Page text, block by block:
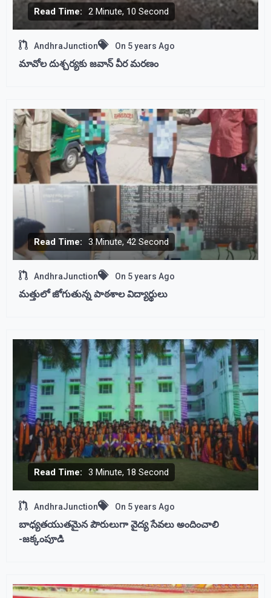
Read Time: 2 Minute, 10 Second
AndhraJunction On 5 years Ago
మావోల దుశ్చర్యకు జవాన్ వీర మరణం
Read Time: 3 Minute, 42 Second
AndhraJunction On 5 years Ago
మత్తులో జోగుతున్న పాఠశాల విద్యార్థులు
Read Time: 3 Minute, 18 Second
AndhraJunction On 5 years Ago
బాధ్యతయుతమైన పౌరులుగా వైద్య సేవలు అందించాలి
-జక్కంపూడి